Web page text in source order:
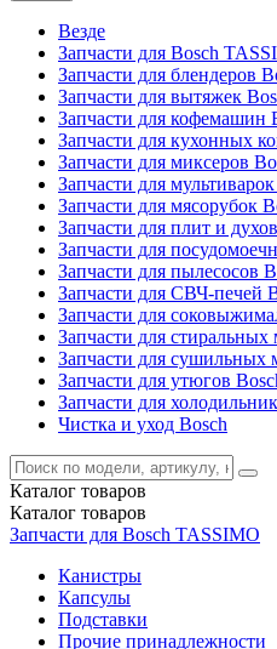
Везде
Запчасти для Bosch
Запчасти для блендеров
Запчасти для вытяжек
Запчасти для кофемашин
Запчасти для кухонных
Запчасти для миксеров
Запчасти для
Запчасти для мясорубок
Запчасти для плит и
Запчасти для
Запчасти для пылесосов
Запчасти для СВЧ-печей
Запчасти для
Запчасти для
Запчасти для сушильных
Запчасти для утюгов
Запчасти для
Чистка и уход Bosch
Каталог товаров
Каталог товаров
Запчасти для Bosch TASSIMO
Канистры
Капсулы
Подставки
Прочие принадлежности